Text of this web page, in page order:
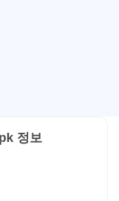
정보